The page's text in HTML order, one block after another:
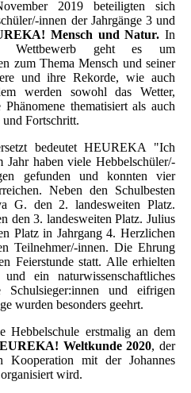
2019 beteiligten sich
innen der Jahrgänge 3 und
Mensch und Natur. In
Wettbewerb geht es um
zum Thema Mensch und seiner
und ihre Rekorde, wie auch
werden sowohl das Wetter,
thematisiert als auch
Fortschritt.
bedeutet HEUREKA "Ich
haben viele Hebbelschüler/-
gefunden und konnten vier
Neben den Schulbesten
G. den 2. landesweiten Platz.
den 3. landesweiten Platz. Julius
Platz in Jahrgang 4. Herzlichen
Teilnehmer/-innen. Die Ehrung
Feierstunde statt. Alle erhielten
ein naturwissenschaftliches
und eifrigen
wurden besonders geehrt.
Hebbelschule erstmalig an dem
Weltkunde 2020, der
mit der Johannes
wird.